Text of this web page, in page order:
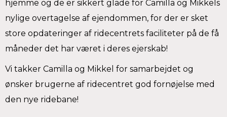
hjemme og de er sikkert glade for Camilla og Mikkels
nylige overtagelse af ejendommen, for der er sket
store opdateringer af ridecentrets faciliteter på de få
måneder det har været i deres ejerskab!
Vi takker Camilla og Mikkel for samarbejdet og
ønsker brugerne af ridecentret god fornøjelse med
den nye ridebane!